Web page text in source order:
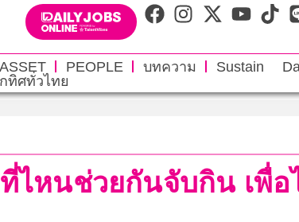
ASSET PEOPLE บทความ Sustain
ทิศทั่วไทย
ที่ไหนช่วยกันจับกิน เพื่